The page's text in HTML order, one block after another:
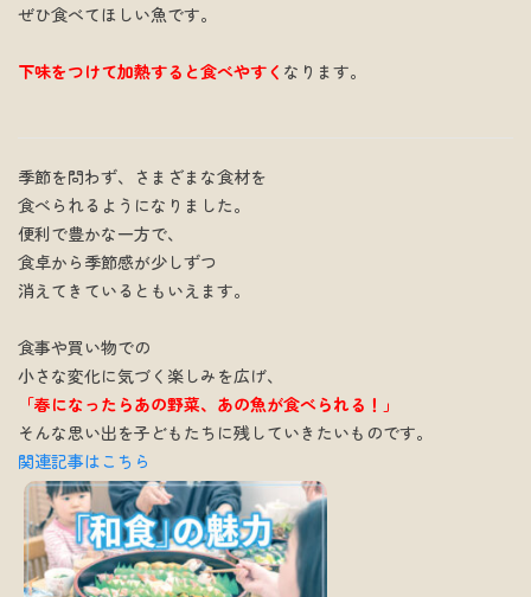
ぜひ食べてほしい魚です。
下味をつけて加熱すると食べやすく なります。
季節を問わず、さまざまな食材を
食べられるようになりました。
便利で豊かな一方で、
食卓から季節感が少しずつ
消えてきているともいえます。
食事や買い物での
小さな変化に気づく楽しみを広げ、
「春になったらあの野菜、あの魚が食べられる！」
そんな思い出を子どもたちに残していきたいものです。
関連記事はこちら